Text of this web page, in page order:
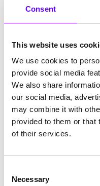
Consent
This website uses
We use cookies to
provide social media
We also share
our social media,
may combine it with
provided to them or that
of their services.
Selection
Necessary
Stärken des
Verantwortlichkeiten
Zeit- und
Projektplan mit klaren
Kostenkalkulation
Technologietransfer
Sie deutlich, wie
Produkte, Prozesse
werden sollen.
Bedarf frühzeitig
ein – beispielsweise